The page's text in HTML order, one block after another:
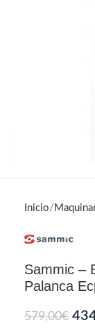
Inicio
Sammic –
Palanca
579,00€